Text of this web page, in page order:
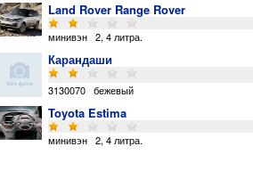
Land Rover Range Rover
минивэн 2, 4 литра.
Карандаши
3130070 бежевый
Toyota Estima
минивэн 2, 4 литра.